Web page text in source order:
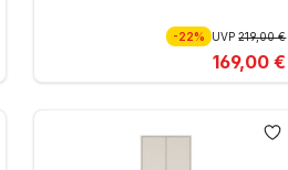
-22% UVP219,00 €
169,00 €